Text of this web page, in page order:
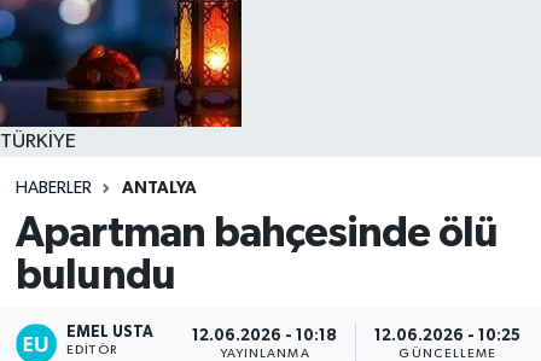
TÜRKİYE
HABERLER ANTALYA
Apartman bahçesinde ölü
bulundu
EMEL USTA
EDITÖR
12.06.2026 - 10:18
YAYINLANMA
12.06.2026 - 10:25
GÜNCELLEME